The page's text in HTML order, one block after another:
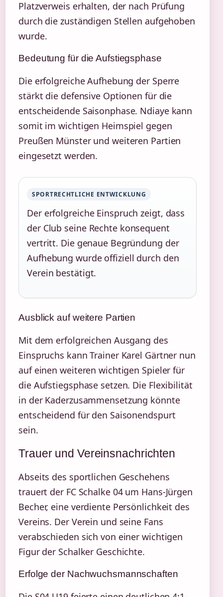
Platzverweis erhalten, der nach Prüfung
durch die zuständigen Stellen aufgehoben
wurde.
Bedeutung für die Aufstiegsphase
Die erfolgreiche Aufhebung der Sperre
stärkt die defensive Optionen für die
entscheidende Saisonphase. Ndiaye kann
somit im wichtigen Heimspiel gegen
Preußen Münster und weiteren Partien
eingesetzt werden.
SPORTRECHTLICHE ENTWICKLUNG
Der erfolgreiche Einspruch zeigt, dass
der Club seine Rechte konsequent
vertritt. Die genaue Begründung der
Aufhebung wurde offiziell durch den
Verein bestätigt.
Ausblick auf weitere Partien
Mit dem erfolgreichen Ausgang des
Einspruchs kann Trainer Karel Gärtner nun
auf einen weiteren wichtigen Spieler für
die Aufstiegsphase setzen. Die Flexibilität
in der Kaderzusammensetzung könnte
entscheidend für den Saisonendspurt
sein.
Trauer und Vereinsnachrichten
Abseits des sportlichen Geschehens
trauert der FC Schalke 04 um Hans-Jürgen
Becher, eine verdiente Persönlichkeit des
Vereins. Der Verein und seine Fans
verabschieden sich von einer wichtigen
Figur der Schalker Geschichte.
Erfolge der Nachwuchsmannschaften